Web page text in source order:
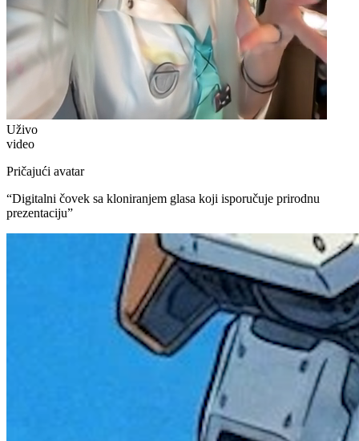
Uživo
video
Pričajući avatar
“Digitalni čovek sa kloniranjem glasa koji isporučuje prirodnu
prezentaciju”